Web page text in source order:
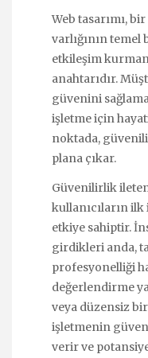
Web tasarımı,
varlığının
etkileşim
anahtarıdır.
güvenini
işletme için
noktada,
plana çıkar.
Güvenilirlik
kullanıcıların
etkiye sahiptir.
girdikleri anda,
profesyonelliği
değerlendirme
veya düzensiz
işletmenin
verir ve